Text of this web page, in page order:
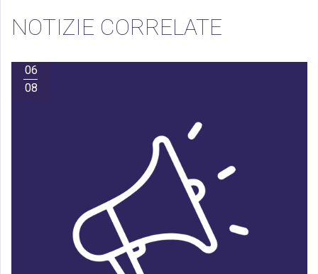
NOTIZIE CORRELATE
06
08